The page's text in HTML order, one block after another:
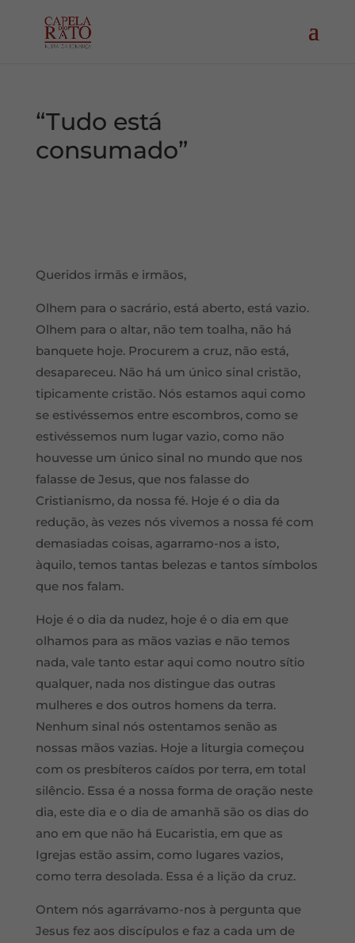
“Tudo está
consumado”
Queridos irmãs e irmãos,
Olhem para o sacrário, está aberto, está vazio.
Olhem para o altar, não tem toalha, não há
banquete hoje. Procurem a cruz, não está,
desapareceu. Não há um único sinal cristão,
tipicamente cristão. Nós estamos aqui como
se estivéssemos entre escombros, como se
estivéssemos num lugar vazio, como não
houvesse um único sinal no mundo que nos
falasse de Jesus, que nos falasse do
Cristianismo, da nossa fé. Hoje é o dia da
redução, às vezes nós vivemos a nossa fé com
demasiadas coisas, agarramo-nos a isto,
àquilo, temos tantas belezas e tantos símbolos
que nos falam.
Hoje é o dia da nudez, hoje é o dia em que
olhamos para as mãos vazias e não temos
nada, vale tanto estar aqui como noutro sítio
qualquer, nada nos distingue das outras
mulheres e dos outros homens da terra.
Nenhum sinal nós ostentamos senão as
nossas mãos vazias. Hoje a liturgia começou
com os presbíteros caídos por terra, em total
silêncio. Essa é a nossa forma de oração neste
dia, este dia e o dia de amanhã são os dias do
ano em que não há Eucaristia, em que as
Igrejas estão assim, como lugares vazios,
como terra desolada. Essa é a lição da cruz.
Ontem nós agarrávamo-nos à pergunta que
Jesus fez aos discípulos e faz a cada um de